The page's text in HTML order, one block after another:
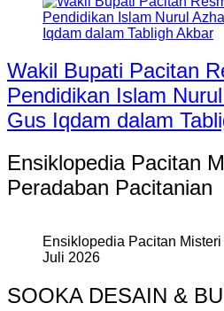
Wakil Bupati Pacitan
Pendidikan Islam
Gus Iqdam dalam
Ensiklopedia Pacitan
Peradaban Pacitanian
Ensiklopedia Pacitan
Juli 2026
SOOKA DESAIN &